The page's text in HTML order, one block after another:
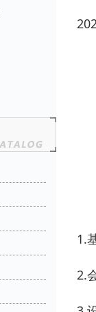
1.
2.